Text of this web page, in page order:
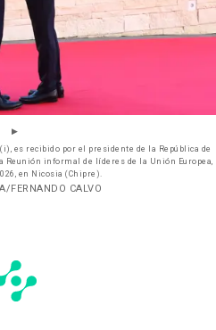
es recibido por el presidente de la República de
informal de líderes de la Unión Europea,
en Nicosia (Chipre).
FERNANDO CALVO